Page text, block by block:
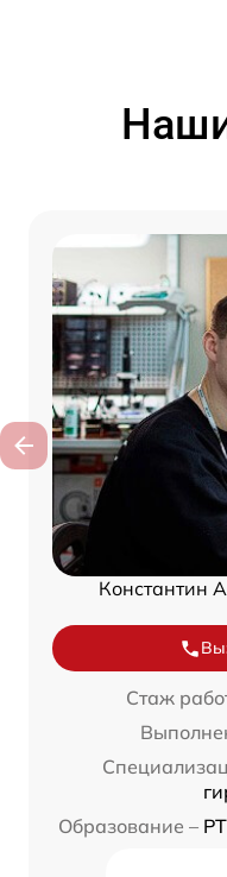
Константин
Стаж
Образование –